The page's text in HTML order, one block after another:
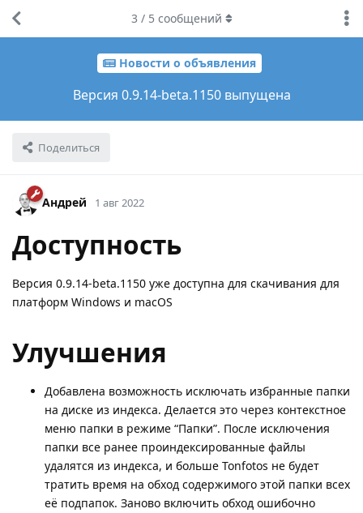
Новости о объявления
Версия 0.9.14-beta.1150 выпущена
Поделиться
3 / 5 сообщений
Андрей 1 авг 2022
Доступность
Версия 0.9.14-beta.1150 уже доступна для скачивания для
платформ Windows и macOS
Улучшения
Добавлена возможность исключать избранные папки
на диске из индекса. Делается это через контекстное
меню папки в режиме “Папки”. После исключения
папки все ранее проиндексированные файлы
удалятся из индекса, и больше Tonfotos не будет
тратить время на обход содержимого этой папки всех
её подпапок. Заново включить обход ошибочно